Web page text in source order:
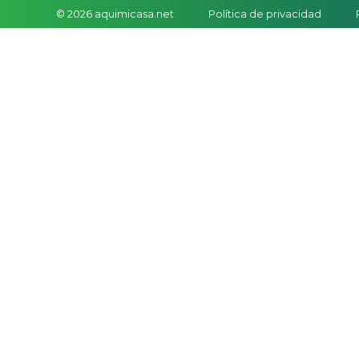
© 2026 aquimicasa.net Política de privacidad